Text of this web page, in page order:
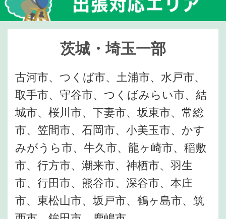
茨城・埼玉一部
古河市、つくば市、土浦市、水戸市、
取手市、守谷市、つくばみらい市、結
城市、桜川市、下妻市、坂東市、常総
市、笠間市、石岡市、小美玉市、かす
みがうら市、牛久市、龍ヶ崎市、稲敷
市、行方市、潮来市、神栖市、羽生
市、行田市、熊谷市、深谷市、本庄
市、東松山市、坂戸市、鶴ヶ島市、筑